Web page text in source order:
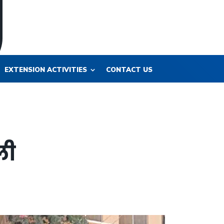
EXTENSION ACTIVITIES CONTACT US